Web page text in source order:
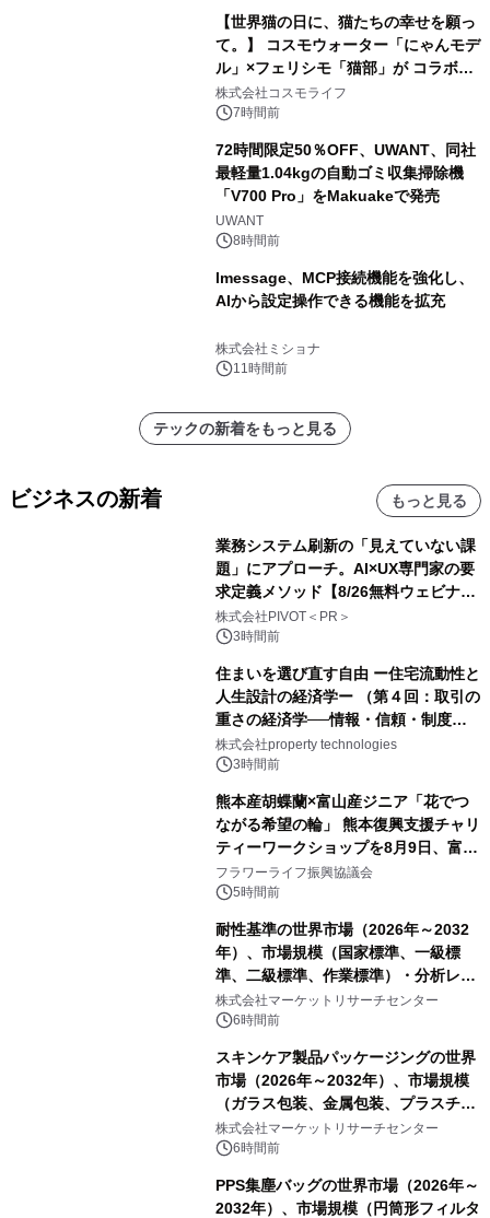
【世界猫の日に、猫たちの幸せを願っ
て。】 コスモウォーター「にゃんモデ
ル」×フェリシモ「猫部」が コラボキ
ャンペーンを実施
株式会社コスモライフ
7時間前
72時間限定50％OFF、UWANT、同社
最軽量1.04kgの自動ゴミ収集掃除機
「V700 Pro」をMakuakeで発売
UWANT
8時間前
lmessage、MCP接続機能を強化し、
AIから設定操作できる機能を拡充
株式会社ミショナ
11時間前
テックの新着をもっと見る
ビジネスの新着 もっと見る
業務システム刷新の「見えていない課
題」にアプローチ。AI×UX専門家の要
求定義メソッド【8/26無料ウェビナ
ー】株式会社PIVOT
株式会社PIVOT＜PR＞
3時間前
住まいを選び直す自由 ー住宅流動性と
人生設計の経済学ー （第４回：取引の
重さの経済学──情報・信頼・制度を
PropTechはどう組み替えるか）｜
PropTech-Lab
株式会社property technologies
3時間前
熊本産胡蝶蘭×富山産ジニア「花でつ
ながる希望の輪」 熊本復興支援チャリ
ティーワークショップを8月9日、富
山・射水で開催
フラワーライフ振興協議会
5時間前
耐性基準の世界市場（2026年～2032
年）、市場規模（国家標準、一級標
準、二級標準、作業標準）・分析レポ
ートを発表
株式会社マーケットリサーチセンター
6時間前
スキンケア製品パッケージングの世界
市場（2026年～2032年）、市場規模
（ガラス包装、金属包装、プラスチッ
ク包装、その他）・分析レポートを発
表
株式会社マーケットリサーチセンター
6時間前
PPS集塵バッグの世界市場（2026年～
2032年）、市場規模（円筒形フィルタ